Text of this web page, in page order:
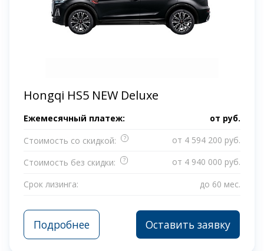
Hongqi HS5 NEW Deluxe
Ежемесячный платеж: от руб.
Стоимость со скидкой:
? от 4 594 200 руб.
Стоимость без скидки: ?
от 4 940 000 руб.
Срок лизинга:
до 60 мес.
Подробнее Оставить заявку